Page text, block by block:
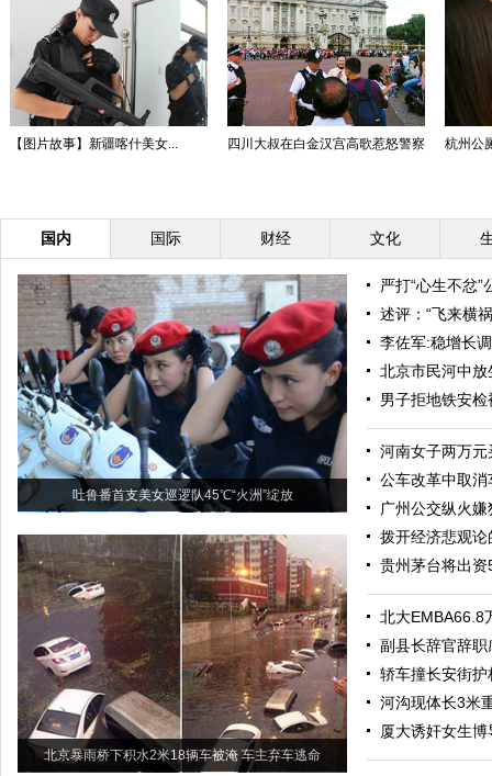
【图片故事】新疆喀什美女... 四川大叔在白金汉宫高歌惹怒警察 杭州公
国内 国际 财经 文化
吐鲁番首支美女巡逻队45℃“火洲”绽放
北京暴雨桥下积水2米18辆车被淹 车主弃车逃命
严打“心生不忿
述评：“飞来横
李佐军:稳增长
北京市民河中
男子拒地铁安
河南女子两万
公车改革中取
广州公交纵火
拨开经济悲观论
贵州茅台将出资
北大EMBA66.8
副县长辞官辞
轿车撞长安街
河沟现体长3米
厦大诱奸女生